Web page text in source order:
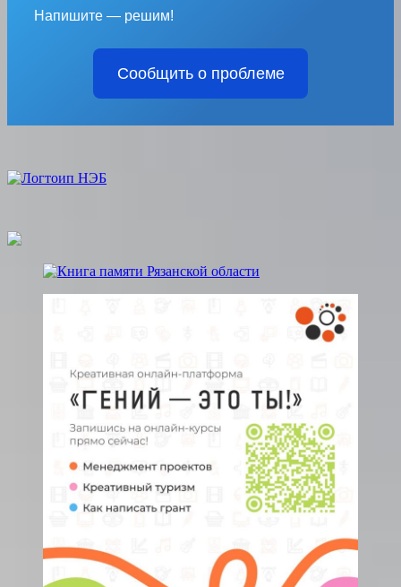
Напишите — решим!
Сообщить о проблеме